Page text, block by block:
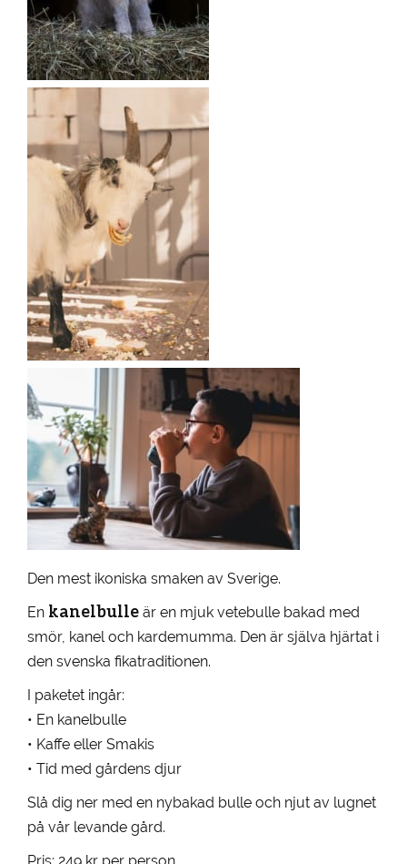
Den mest ikoniska smaken av Sverige.
En kanelbulle är en mjuk vetebulle bakad med
smör, kanel och kardemumma. Den är själva hjärtat i
den svenska fikatraditionen.
I paketet ingår:
• En kanelbulle
• Kaffe eller Smakis
• Tid med gårdens djur
Slå dig ner med en nybakad bulle och njut av lugnet
på vår levande gård.